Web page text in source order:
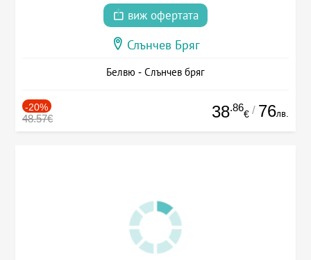
виж офертата
Слънчев Бряг
Белвю - Слънчев бряг
-20%
48.57€ 38.86
€ / 76лв.